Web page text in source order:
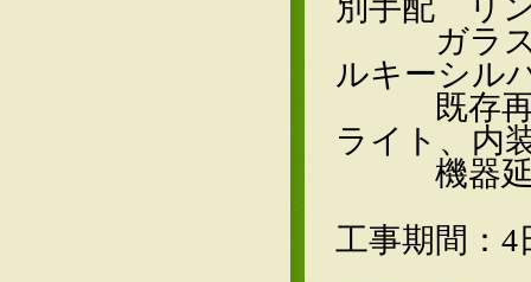
別手配 リ
ガラスト
ルキーシル
既存再利
ライト、内
機器延長
工事期間：4